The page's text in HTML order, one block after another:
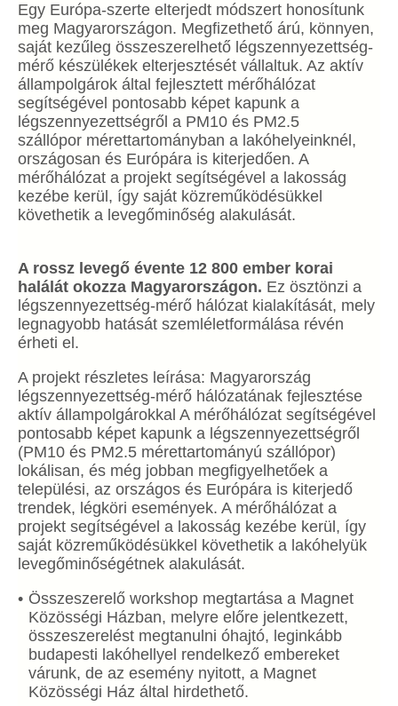
Egy Európa-szerte elterjedt módszert honosítunk
meg Magyarországon. Megfizethető árú, könnyen,
saját kezűleg összeszerelhető légszennyezettség-
mérő készülékek elterjesztését vállaltuk. Az aktív
állampolgárok által fejlesztett mérőhálózat
segítségével pontosabb képet kapunk a
légszennyezettségről a PM10 és PM2.5
szállópor mérettartományban a lakóhelyeinknél,
országosan és Európára is kiterjedően. A
mérőhálózat a projekt segítségével a lakosság
kezébe kerül, így saját közreműködésükkel
követhetik a levegőminőség alakulását.
A rossz levegő évente 12 800 ember korai
halálát okozza Magyarországon. Ez ösztönzi a
légszennyezettség-mérő hálózat kialakítását, mely
legnagyobb hatását szemléletformálása révén
érheti el.
A projekt részletes leírása: Magyarország
légszennyezettség-mérő hálózatának fejlesztése
aktív állampolgárokkal A mérőhálózat segítségével
pontosabb képet kapunk a légszennyezettségről
(PM10 és PM2.5 mérettartományú szállópor)
lokálisan, és még jobban megfigyelhetőek a
települési, az országos és Európára is kiterjedő
trendek, légköri események. A mérőhálózat a
projekt segítségével a lakosság kezébe kerül, így
saját közreműködésükkel követhetik a lakóhelyük
levegőminőségétnek alakulását.
Összeszerelő workshop megtartása a Magnet
Közösségi Házban, melyre előre jelentkezett,
összeszerelést megtanulni óhajtó, leginkább
budapesti lakóhellyel rendelkező embereket
várunk, de az esemény nyitott, a Magnet
Közösségi Ház által hirdethető.